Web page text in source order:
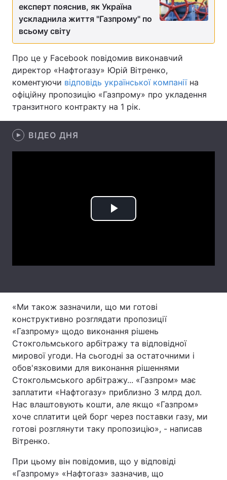
Зброя Інциденти
Здоров'я
Цікавинки
Екологія Регіони
Лонгріди
Відео з Youtube
Інтерв'ю Думки
Тема оформлення
експерт пояснив, як Україна
ускладнила життя "Газпрому" по
всьому світу
Про це у Facebook повідомив виконавчий
директор «Нафтогазу» Юрій Вітренко,
коментуючи відповідь української компаніїна
офіційну пропозицію «Газпрому» про укладення
транзитного контракту на 1 рік.
ВІДЕО ДНЯ
Play
«Ми також зазначили, що ми готові
конструктивно розглядати пропозиції
«Газпрому» щодо виконання рішень
Стокгольмського арбітражу та відповідної
мирової угоди. На сьогодні за остаточними і
обов'язковими для виконання рішеннями
Стокгольмського арбітражу... «Газпром» має
заплатити «Нафтогазу» приблизно 3 млрд дол.
Нас влаштовують кошти, але якщо «Газпром»
хоче сплатити цей борг через поставки газу, ми
готові розглянути таку пропозицію», - написав
Вітренко.
При цьому він повідомив, що у відповіді
«Газпрому» «Нафтогаз» зазначив, що